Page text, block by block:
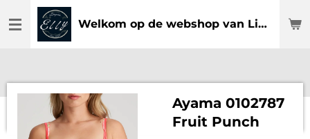
direct
Welkom op de webshop van Lingerie Elly
Ayama 0102787
Fruit Punch